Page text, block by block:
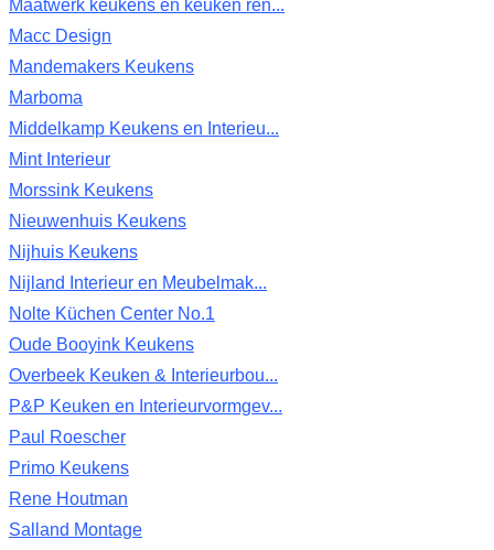
Maatwerk keukens en keuken ren...
Macc Design
Mandemakers Keukens
Marboma
Middelkamp Keukens en Interieu...
Mint Interieur
Morssink Keukens
Nieuwenhuis Keukens
Nijhuis Keukens
Nijland Interieur en Meubelmak...
Nolte Küchen Center No.1
Oude Booyink Keukens
Overbeek Keuken & Interieurbou...
P&P Keuken en Interieurvormgev...
Paul Roescher
Primo Keukens
Rene Houtman
Salland Montage